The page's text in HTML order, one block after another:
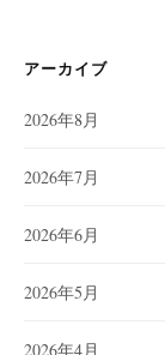
アーカイブ
2026年8月
2026年7月
2026年6月
2026年5月
2026年4月